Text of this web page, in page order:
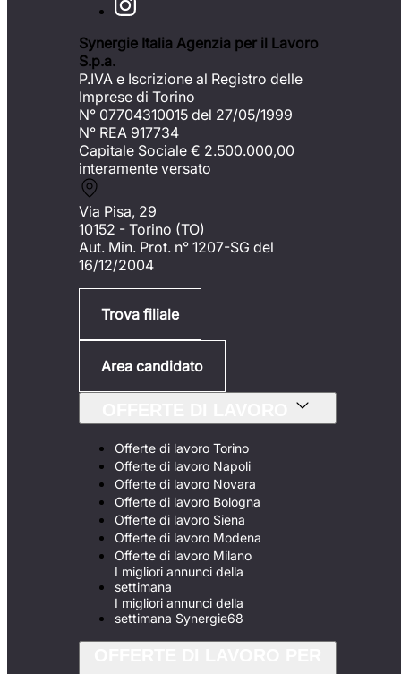
Synergie Italia Agenzia per il Lavoro
S.p.a.
P.IVA e Iscrizione al Registro delle
Imprese di Torino
N° 07704310015 del 27/05/1999
N° REA 917734
Capitale Sociale € 2.500.000,00
interamente versato
Via Pisa, 29
10152 - Torino (TO)
Aut. Min. Prot. n° 1207-SG del
16/12/2004
Trova filiale
Area candidato
Offerte di lavoro Torino
Offerte di lavoro Napoli
Offerte di lavoro Novara
Offerte di lavoro Bologna
Offerte di lavoro Siena
Offerte di lavoro Modena
Offerte di lavoro Milano
I migliori annunci della
settimana
I migliori annunci della
settimana Synergie68